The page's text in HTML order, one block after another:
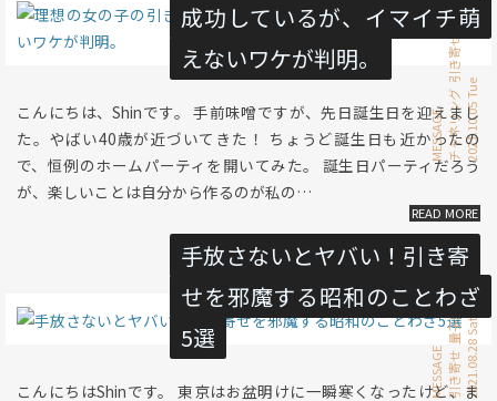
MESSAGEチャネリング
引き寄せ
恋愛
2021.10.05 Tue
成功しているが、イマイチ萌
えないワケが判明。
こんにちは、Shinです。 手前味噌ですが、先日誕生日を迎えまし
た。やばい40歳が近づいてきた！ ちょうど誕生日も近かったの
で、恒例のホームパーティを開いてみた。 誕生日パーティだろう
が、楽しいことは自分から作るのが私の…
MESSAGE引き寄せ
量子論2021.08.28 Sat
手放さないとヤバい！引き寄
せを邪魔する昭和のことわざ
5選
こんにちはShinです。 東京はお盆明けに一瞬寒くなったけど、ま